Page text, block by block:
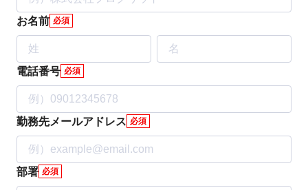
お名前 必須
電話番号 必須
勤務先メールアドレス 必須
部署 必須